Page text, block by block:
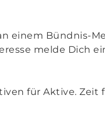
einem Bündnis-
melde Dich
für Aktive. Zeit